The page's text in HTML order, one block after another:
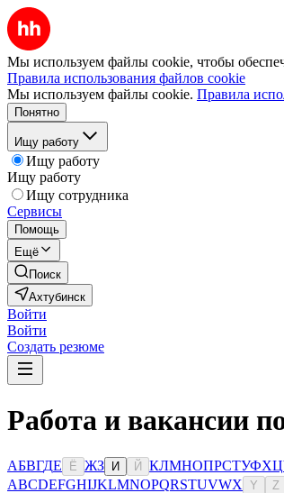
Мы используем файлы cookie, чтобы
Правила использования файлов cookie
Мы используем файлы cookie. Правила
Понятно
Ищу работу
Ищу работу
Ищу работу
Ищу сотрудника
Сервисы
Помощь
Ещё
Поиск
Ахтубинск
Войти
Войти
Создать резюме
Работа и вакансии
АБВГДЕ Ё ЖЗ И Й КЛМНОПРСТУФХЦ
ABCDEFGHIJKLMNOPQRSTUVWX Y Z